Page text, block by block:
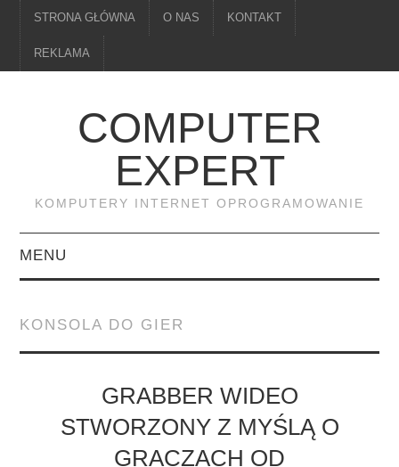
STRONA GŁÓWNA O NAS KONTAKT
REKLAMA
COMPUTER
EXPERT
KOMPUTERY INTERNET OPROGRAMOWANIE
MENU
MONITORY
NAPĘDY
KONSOLA DO GIER
GRABBER WIDEO
STWORZONY Z MYŚLĄ O
GRACZACH OD